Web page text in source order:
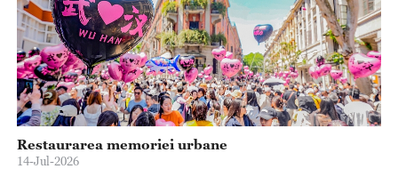
Restaurarea memoriei urbane
14-Jul-2026